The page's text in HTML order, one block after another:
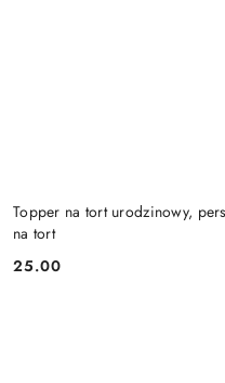
Topper na tort urodzinowy,
na tort
Cena:
25.00